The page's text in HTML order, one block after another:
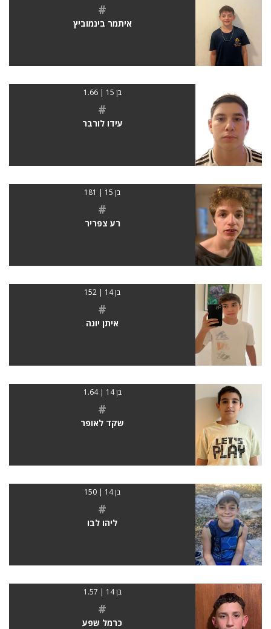
#
איתמר בינמוביץ
בן 15 | 1.66
#
עידו לורבר
בן 15 | 181
#
רע צפריר
בן 14 | 152
#
איתן יונה
בן 14 | 1.64
#
שקד לאופר
בן 14 | 150
#
ליהו לבו
בן 14 | 1.57
#
כרמל שפע